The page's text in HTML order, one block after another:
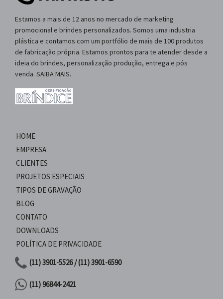
Estamos a mais de 12 anos no mercado de marketing
promocional e brindes personalizados. Somos uma industria
plástica e contamos com um portfólio de mais de 100 produtos
de fabricação própria. Estamos prontos para te atender desde a
ideia do brindes, personalização produção, entrega e pós
venda. SAIBA MAIS.
HOME
EMPRESA
CLIENTES
PROJETOS ESPECIAIS
TIPOS DE GRAVAÇÃO
BLOG
CONTATO
DOWNLOADS
POLÍTICA DE PRIVACIDADE
(11) 3901-5526 / (11) 3901-6590
(11) 96844-2421